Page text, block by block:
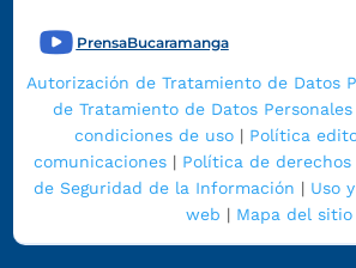
PrensaBucaramanga
Autorización de Tratamiento de Datos
de Tratamiento de Datos Personales
condiciones de uso | Política
comunicaciones| Política de
de Seguridad de la Información | Uso
web | Mapa del sitio